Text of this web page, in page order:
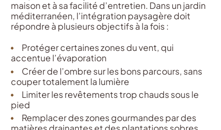
maison et à sa facilité d’entretien. Dans un jardin
méditerranéen, l’intégration paysagère doit
répondre à plusieurs objectifs à la fois :
Protéger certaines zones du vent, qui
accentue l’évaporation
Créer de l’ombre sur les bons parcours, sans
couper totalement la lumière
Limiter les revêtements trop chauds sous le
pied
Remplacer des zones gourmandes par des